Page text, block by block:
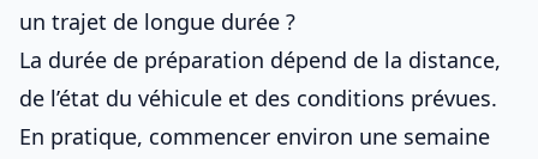
un trajet de longue durée ?
La durée de préparation dépend de la distance,
de l’état du véhicule et des conditions prévues.
En pratique, commencer environ une semaine